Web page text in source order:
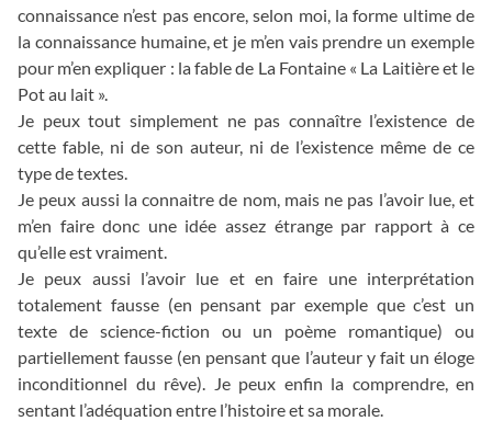
connaissance n’est pas encore, selon moi, la forme ultime de
la connaissance humaine, et je m’en vais prendre un exemple
pour m’en expliquer : la fable de La Fontaine « La Laitière et le
Pot au lait ».
Je peux tout simplement ne pas connaître l’existence de
cette fable, ni de son auteur, ni de l’existence même de ce
type de textes.
Je peux aussi la connaitre de nom, mais ne pas l’avoir lue, et
m’en faire donc une idée assez étrange par rapport à ce
qu’elle est vraiment.
Je peux aussi l’avoir lue et en faire une interprétation
totalement fausse (en pensant par exemple que c’est un
texte de science-fiction ou un poème romantique) ou
partiellement fausse (en pensant que l’auteur y fait un éloge
inconditionnel du rêve). Je peux enfin la comprendre, en
sentant l’adéquation entre l’histoire et sa morale.